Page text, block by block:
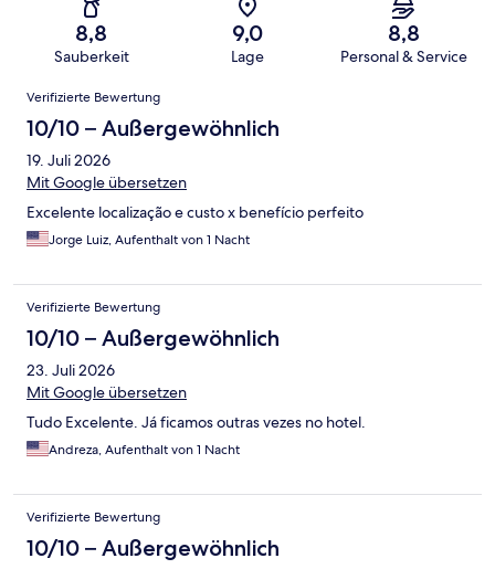
8,8
Sauberkeit
9,0
Lage
8,8
Personal & Service
Bewertungen
Verifizierte Bewertung
10/10 – Außergewöhnlich
19. Juli 2026
Mit Google übersetzen
Excelente localização e custo x benefício perfeito
Jorge Luiz, Aufenthalt von 1 Nacht
Verifizierte Bewertung
10/10 – Außergewöhnlich
23. Juli 2026
Mit Google übersetzen
Tudo Excelente. Já ficamos outras vezes no hotel.
Andreza, Aufenthalt von 1 Nacht
Verifizierte Bewertung
10/10 – Außergewöhnlich